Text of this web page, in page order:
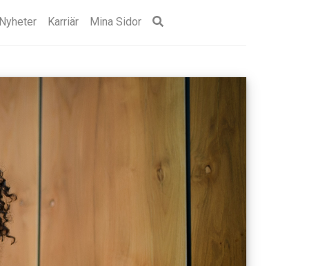
Nyheter Karriär Mina Sidor